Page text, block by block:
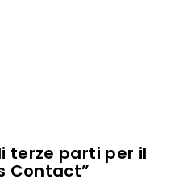
terze parti per il
Contact”